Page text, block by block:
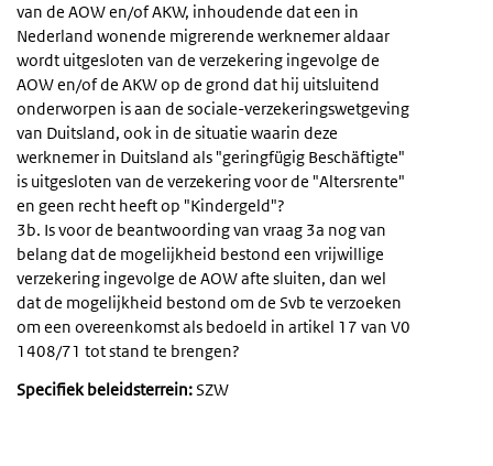
van de AOW en/of AKW, inhoudende dat een in
Nederland wonende migrerende werknemer aldaar
wordt uitgesloten van de verzekering ingevolge de
AOW en/of de AKW op de grond dat hij uitsluitend
onderworpen is aan de sociale-verzekeringswetgeving
van Duitsland, ook in de situatie waarin deze
werknemer in Duitsland als "geringfügig Beschäftigte"
is uitgesloten van de verzekering voor de "Altersrente"
en geen recht heeft op "Kindergeld"?
3b. Is voor de beantwoording van vraag 3a nog van
belang dat de mogelijkheid bestond een vrijwillige
verzekering ingevolge de AOW afte sluiten, dan wel
dat de mogelijkheid bestond om de Svb te verzoeken
om een overeenkomst als bedoeld in artikel 17 van V0
1408/71 tot stand te brengen?
Specifiek beleidsterrein:SZW